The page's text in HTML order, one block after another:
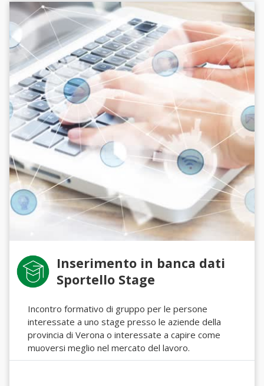
Inserimento in banca dati
Sportello Stage
Incontro formativo di gruppo per le persone
interessate a uno stage presso le aziende della
provincia di Verona o interessate a capire come
muoversi meglio nel mercato del lavoro.